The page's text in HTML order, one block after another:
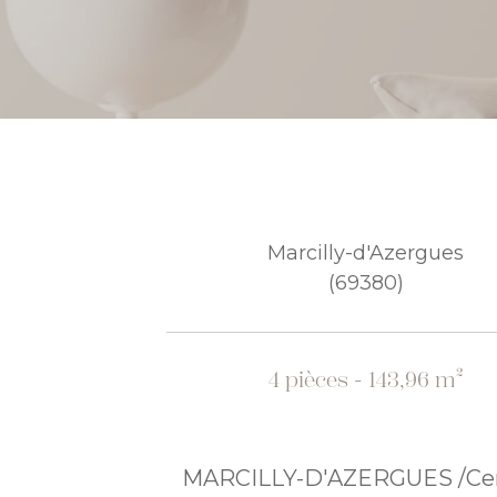
Marcilly-d'Azergues
(69380)
4 pièces - 143,96 m²
MARCILLY-D'AZERGUES /